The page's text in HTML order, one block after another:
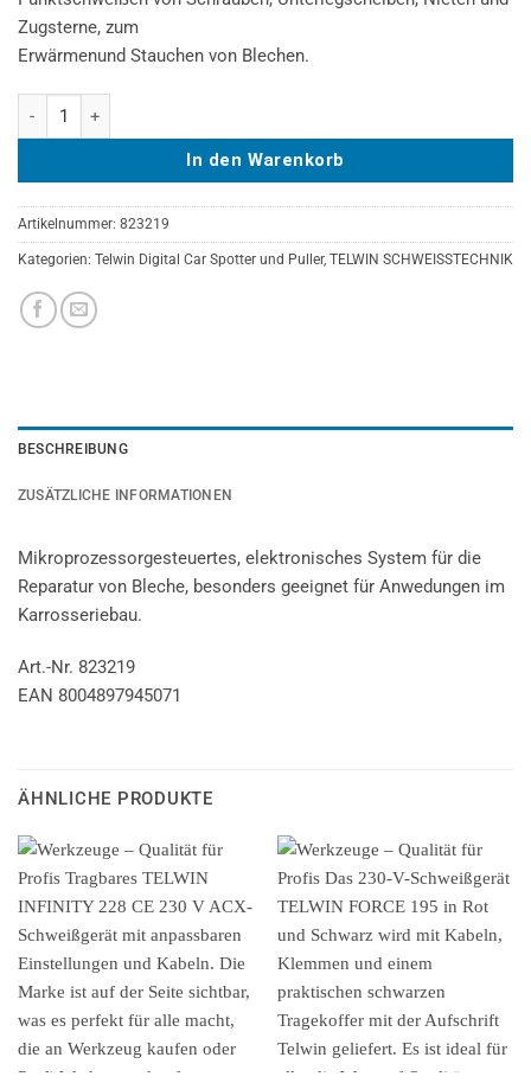
Zugsterne, zum
Erwärmenund Stauchen von Blechen.
In den Warenkorb
Artikelnummer: 823219
Kategorien: Telwin Digital Car Spotter und Puller, TELWIN SCHWEISSTECHNIK
BESCHREIBUNG
ZUSÄTZLICHE INFORMATIONEN
Mikroprozessorgesteuertes, elektronisches System für die
Reparatur von Bleche, besonders geeignet für Anwedungen im
Karrosseriebau.
Art.-Nr. 823219
EAN 8004897945071
ÄHNLICHE PRODUKTE